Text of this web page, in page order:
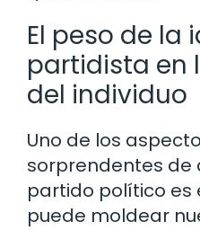
El peso de la
partidista en
del individuo
Uno de los
sorprendentes de
partido político es
puede moldear